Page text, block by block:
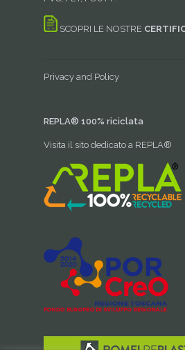
SCOPRI LE NOSTRE
Privacy and Policy
REPLA® 100% riciclata
Visita il sito dedicato a REPLA®